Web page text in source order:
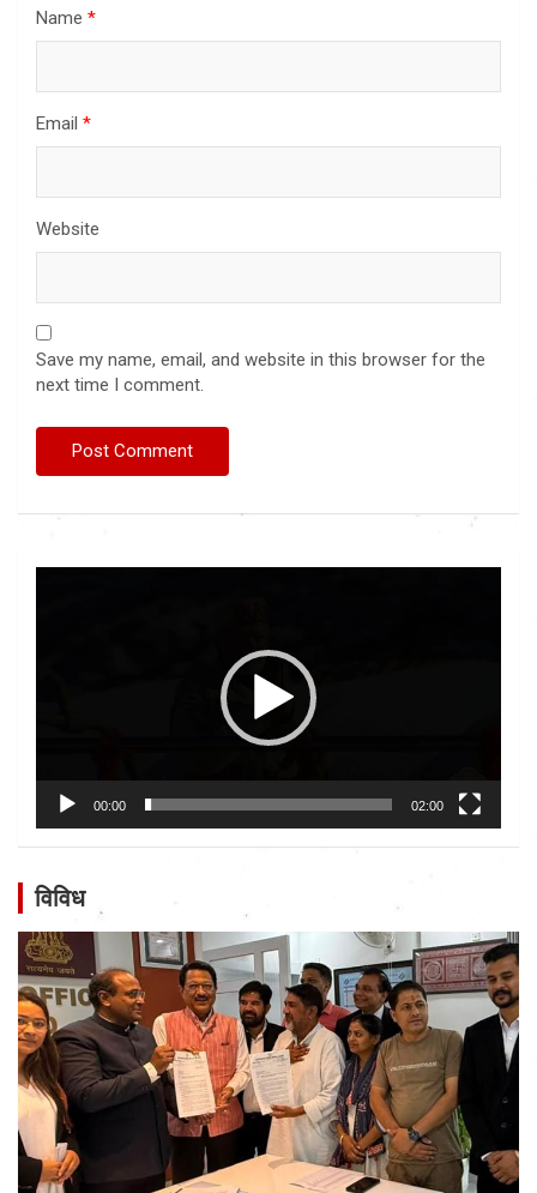
Name *
Email *
Website
Save my name, email, and website in this browser for the
next time I comment.
00:00 02:00
विविध